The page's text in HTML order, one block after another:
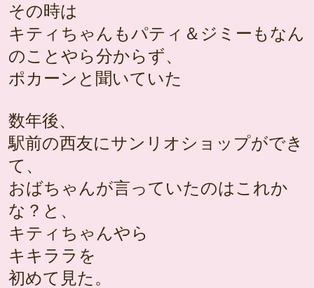
その時は
キティちゃんもパティ＆ジミーもなん
のことやら分からず、
ポカーンと聞いていた
数年後、
駅前の西友にサンリオショップができ
て、
おばちゃんが言っていたのはこれか
な？と、
キティちゃんやら
キキララを
初めて見た。